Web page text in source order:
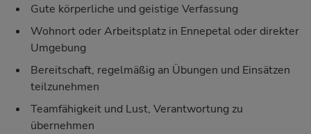
Gute körperliche und geistige Verfassung
Wohnort oder Arbeitsplatz in Ennepetal oder direkter
Umgebung
Bereitschaft, regelmäßig an Übungen und Einsätzen
teilzunehmen
Teamfähigkeit und Lust, Verantwortung zu
übernehmen